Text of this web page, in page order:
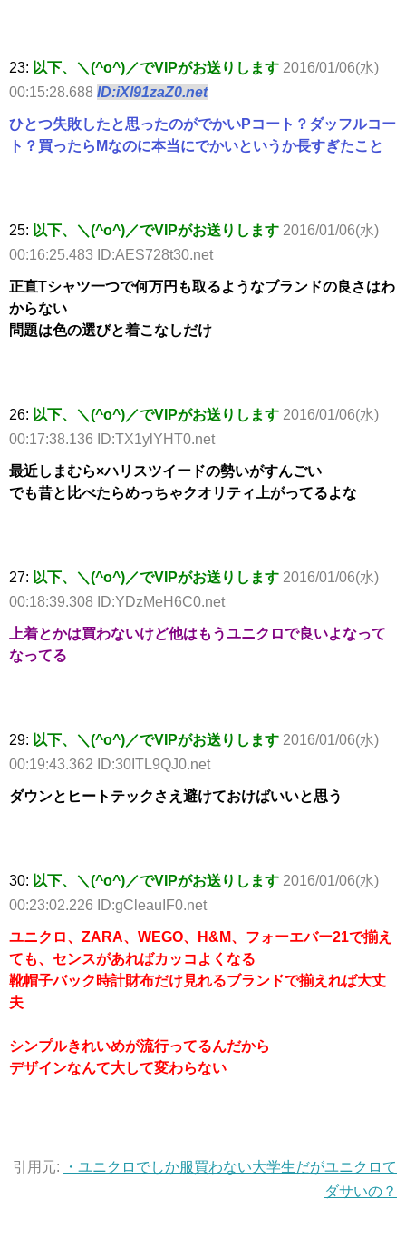
23: 以下、＼(^o^)／でVIPがお送りします 2016/01/06(水)
00:15:28.688 ID:iXl91zaZ0.net
ひとつ失敗したと思ったのがでかいPコート？ダッフルコー
ト？買ったらMなのに本当にでかいというか長すぎたこと
25: 以下、＼(^o^)／でVIPがお送りします 2016/01/06(水)
00:16:25.483 ID:AES728t30.net
正直Tシャツ一つで何万円も取るようなブランドの良さはわ
からない
問題は色の選びと着こなしだけ
26: 以下、＼(^o^)／でVIPがお送りします 2016/01/06(水)
00:17:38.136 ID:TX1ylYHT0.net
最近しまむら×ハリスツイードの勢いがすんごい
でも昔と比べたらめっちゃクオリティ上がってるよな
27: 以下、＼(^o^)／でVIPがお送りします 2016/01/06(水)
00:18:39.308 ID:YDzMeH6C0.net
上着とかは買わないけど他はもうユニクロで良いよなって
なってる
29: 以下、＼(^o^)／でVIPがお送りします 2016/01/06(水)
00:19:43.362 ID:30ITL9QJ0.net
ダウンとヒートテックさえ避けておけばいいと思う
30: 以下、＼(^o^)／でVIPがお送りします 2016/01/06(水)
00:23:02.226 ID:gCleauIF0.net
ユニクロ、ZARA、WEGO、H&M、フォーエバー21で揃え
ても、センスがあればカッコよくなる
靴帽子バック時計財布だけ見れるブランドで揃えれば大丈
夫
シンプルきれいめが流行ってるんだから
デザインなんて大して変わらない
引用元:
・ユニクロでしか服買わない大学生だがユニクロて
ダサいの？